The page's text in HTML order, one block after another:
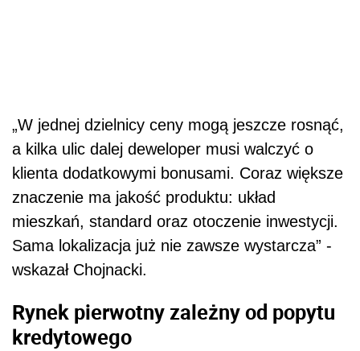
„W jednej dzielnicy ceny mogą jeszcze rosnąć,
a kilka ulic dalej deweloper musi walczyć o
klienta dodatkowymi bonusami. Coraz większe
znaczenie ma jakość produktu: układ
mieszkań, standard oraz otoczenie inwestycji.
Sama lokalizacja już nie zawsze wystarcza” -
wskazał Chojnacki.
Rynek pierwotny zależny od popytu
kredytowego